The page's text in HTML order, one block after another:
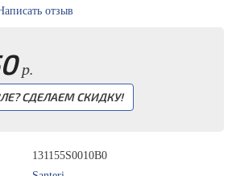
отзыв
р.
СДЕЛАЕМ СКИДКУ!
131155S0010B0